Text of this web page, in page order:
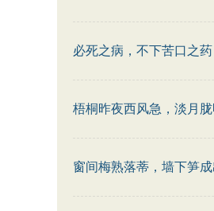
必死之病，不下苦口之
梧桐昨夜西风急，淡月
窗间梅熟落蒂，墙下笋成